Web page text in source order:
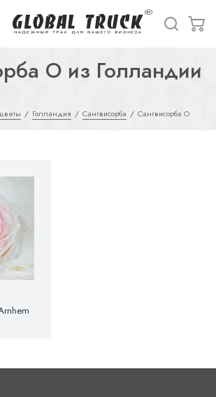
O из Голландии
Голландия Сангвисорба Сангвисорба O